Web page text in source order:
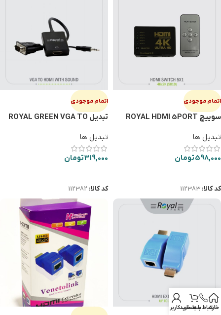
اتمام موجودی
سوييچ ROYAL HDMI 5PORT
تبدیل ها
598,000تومان
کد کالا: 112383
اتمام موجودی
تبديل ROYAL GREEN VGA TO
تبدیل ها
319,000تومان
کد کالا: 112382
خانه
ارتباط با ماسبد خرید
حساب کاربری من